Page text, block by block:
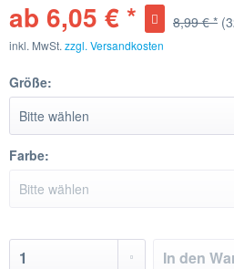
ab 6,05 € * 8,99 € *
inkl. MwSt. zzgl. Versandkosten
Größe:
Farbe:
In den